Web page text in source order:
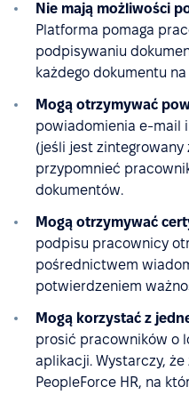
Nie mają możliwości
Platforma pomaga
podpisywaniu
każdego dokumentu
Mogą otrzymywać
powiadomienia e-mail
(jeśli jest zintegrowany
przypomnieć
dokumentów.
Mogą otrzymywać
podpisu pracownicy
pośrednictwem
potwierdzeniem
Mogą korzystać z
prosić pracowników o
aplikacji. Wystarczy,
PeopleForce HR, na